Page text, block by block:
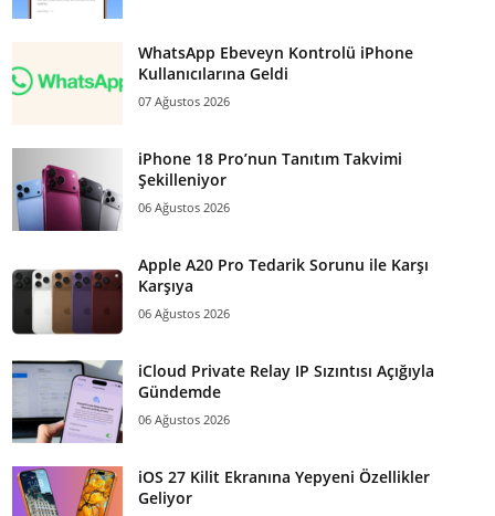
WhatsApp Ebeveyn Kontrolü iPhone
Kullanıcılarına Geldi
07 Ağustos 2026
iPhone 18 Pro’nun Tanıtım Takvimi
Şekilleniyor
06 Ağustos 2026
Apple A20 Pro Tedarik Sorunu ile Karşı
Karşıya
06 Ağustos 2026
iCloud Private Relay IP Sızıntısı Açığıyla
Gündemde
06 Ağustos 2026
iOS 27 Kilit Ekranına Yepyeni Özellikler
Geliyor